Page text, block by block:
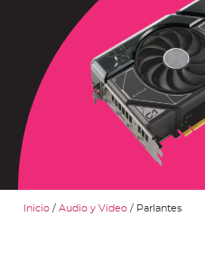
Inicio /Audio y Video / Parlantes